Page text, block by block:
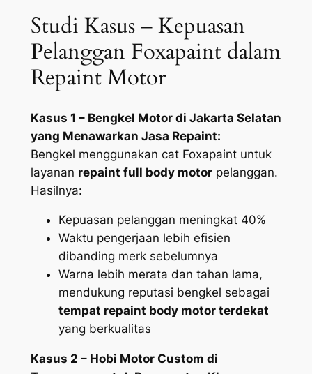
Studi Kasus – Kepuasan
Pelanggan Foxapaint dalam
Repaint Motor
Kasus 1 – Bengkel Motor di Jakarta Selatan
yang Menawarkan Jasa Repaint:
Bengkel menggunakan cat Foxapaint untuk
layanan repaint full body motorpelanggan.
Hasilnya:
Kepuasan pelanggan meningkat 40%
Waktu pengerjaan lebih efisien
dibanding merk sebelumnya
Warna lebih merata dan tahan lama,
mendukung reputasi bengkel sebagai
tempat repaint body motor terdekat
yang berkualitas
Kasus 2 – Hobi Motor Custom di